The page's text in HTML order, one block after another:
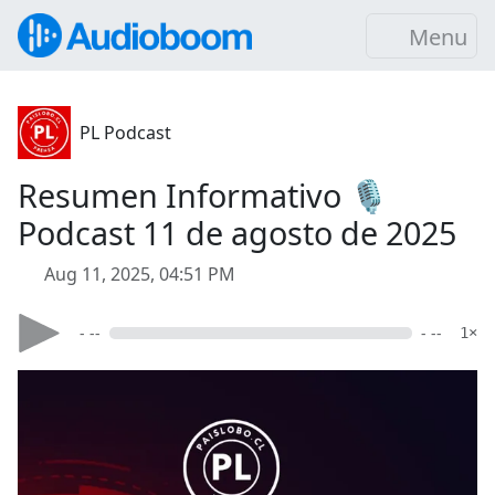
Menu
PL Podcast
Resumen Informativo 🎙️
Podcast 11 de agosto de 2025
Aug 11, 2025, 04:51 PM
- -- - -- 1×